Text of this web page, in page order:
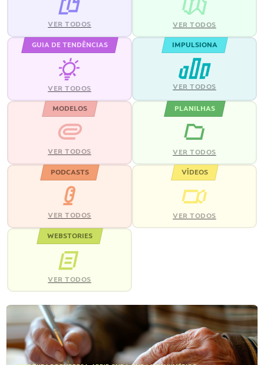
VER TODOS VER TODOS
GUIA DE TENDÊNCIAS
VER TODOS
IMPULSIONA
VER TODOS
MODELOS
VER TODOS
PLANILHAS
VER TODOS
PODCASTS
VER TODOS
VÍDEOS
VER TODOS
WEBSTORIES
VER TODOS